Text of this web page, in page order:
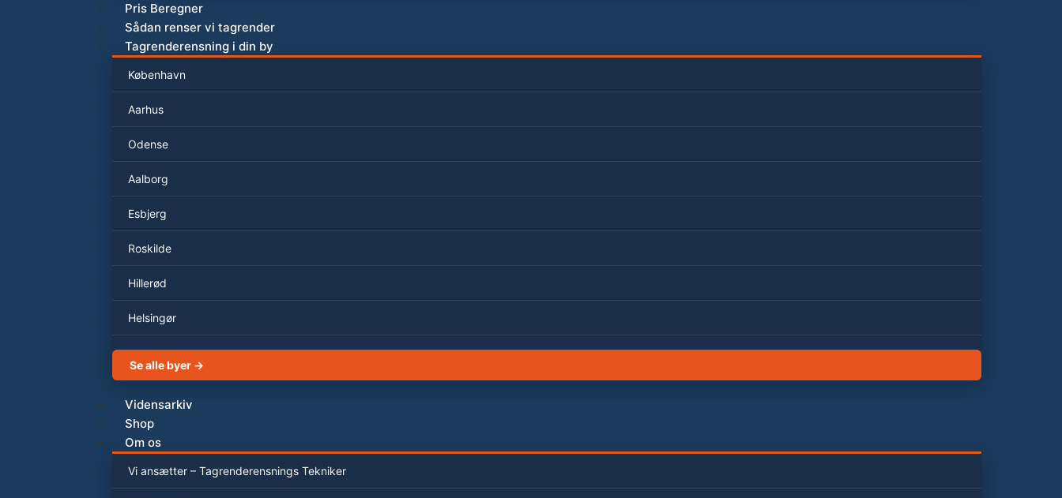
Pris Beregner
Sådan renser vi tagrender
Tagrenderensning i din by
København
Aarhus
Odense
Aalborg
Esbjerg
Roskilde
Hillerød
Helsingør
Se alle byer →
Vidensarkiv
Shop
Om os
Vi ansætter – Tagrenderensnings Tekniker